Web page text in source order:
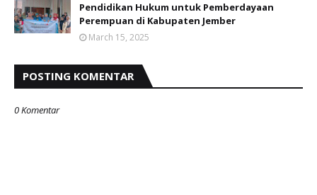
Pendidikan Hukum untuk Pemberdayaan
Perempuan di Kabupaten Jember
March 15, 2025
POSTING KOMENTAR
0 Komentar